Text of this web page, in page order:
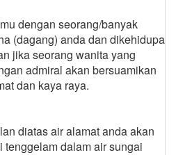
dengan seorang/banyak
(dagang) anda dan dikehidupan
jika seorang wanita yang
admiral akan bersuamikan
dan kaya raya.
diatas air alamat anda akan
dalam air sungai